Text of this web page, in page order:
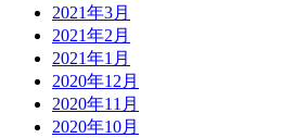
2021年3月
2021年2月
2021年1月
2020年12月
2020年11月
2020年10月